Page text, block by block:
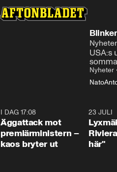
Nyheter
USA:s
Nyheter
Nato
0:37
I DAG 17:08
Äggattack mot
premiärministern –
kaos bryter ut
23 JULI
här"